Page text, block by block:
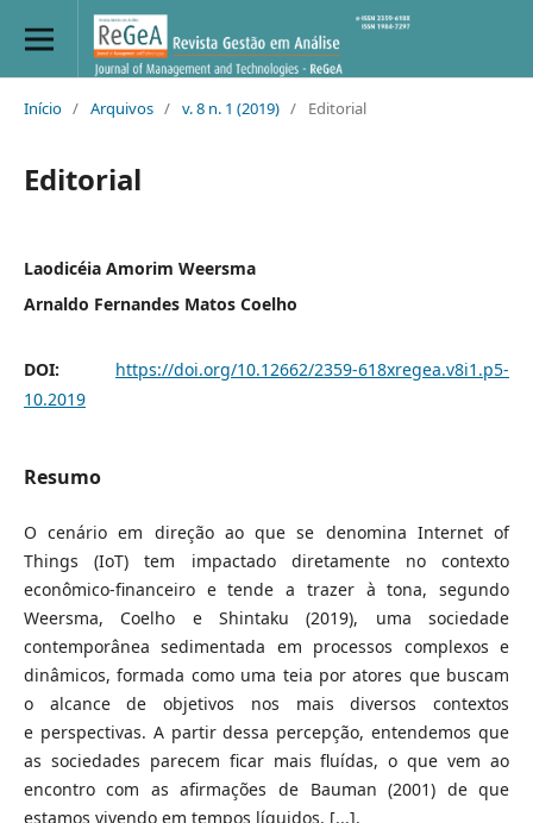
Início / Arquivos / v. 8 n. 1 (2019) / Editorial
Editorial
Laodicéia Amorim Weersma
Arnaldo Fernandes Matos Coelho
DOI: https://doi.org/10.12662/2359-618xregea.v8i1.p5-
10.2019
Resumo
O cenário em direção ao que se denomina Internet of
Things (IoT) tem impactado diretamente no contexto
econômico-financeiro e tende a trazer à tona, segundo
Weersma, Coelho e Shintaku (2019), uma sociedade
contemporânea sedimentada em processos complexos e
dinâmicos, formada como uma teia por atores que buscam
o alcance de objetivos nos mais diversos contextos
e perspectivas. A partir dessa percepção, entendemos que
as sociedades parecem ficar mais fluídas, o que vem ao
encontro com as afirmações de Bauman (2001) de que
estamos vivendo em tempos líquidos. [...].